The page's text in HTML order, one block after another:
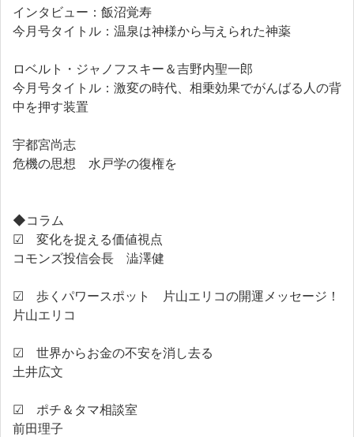
インタビュー：飯沼覚寿
今月号タイトル：温泉は神様から与えられた神薬
ロベルト・ジャノフスキー＆吉野内聖一郎
今月号タイトル：激変の時代、相乗効果でがんばる人の背
中を押す装置
宇都宮尚志
危機の思想 水戸学の復権を
◆コラム
☑ 変化を捉える価値視点
コモンズ投信会長 澁澤健
☑ 歩くパワースポット 片山エリコの開運メッセージ！
片山エリコ
☑ 世界からお金の不安を消し去る
土井広文
☑ ポチ＆タマ相談室
前田理子